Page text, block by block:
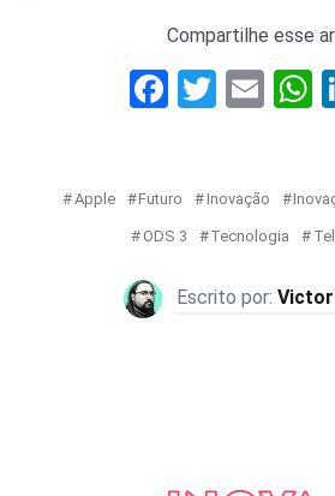
Compartilhe esse
Facebook
Twitter
Apple Futuro Inovação
ODS 3 Tecnologia
Victor